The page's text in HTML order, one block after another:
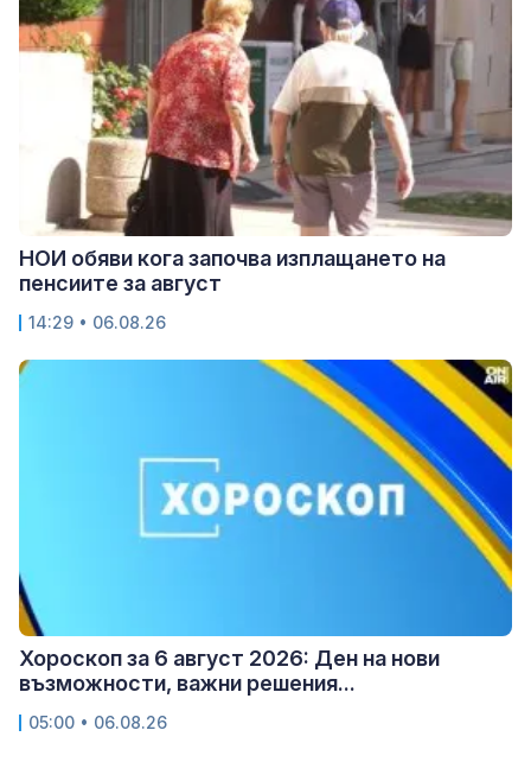
НОИ обяви кога започва изплащането на
пенсиите за август
14:29 • 06.08.26
Хороскоп за 6 август 2026: Ден на нови
възможности, важни решения...
05:00 • 06.08.26